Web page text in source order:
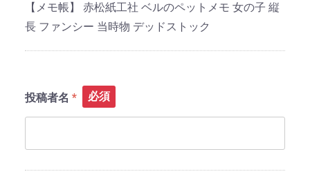
【メモ帳】 赤松紙工社 ベルのペットメモ 女の子 縦
長 ファンシー 当時物 デッドストック
投稿者名 必須